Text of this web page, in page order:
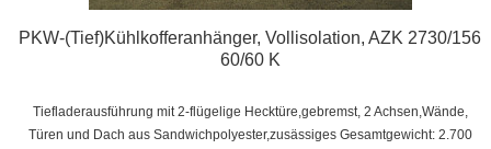
PKW-(Tief)Kühlkofferanhänger, Vollisolation, AZK 2730/156
60/60 K
Tiefladerausführung mit 2-flügelige Hecktüre,gebremst, 2 Achsen,Wände,
Türen und Dach aus Sandwichpolyester,zusässiges Gesamtgewicht: 2.700